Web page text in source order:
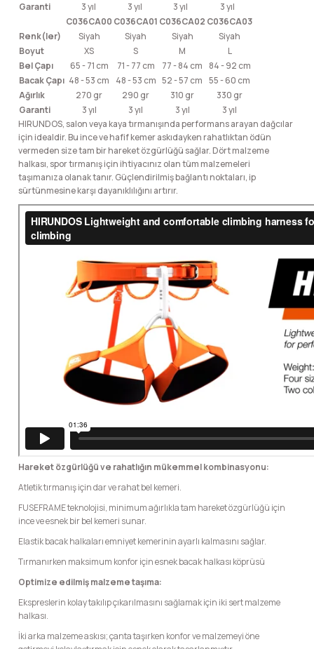
Garanti 3 yıl 3 yıl 3 yıl
3 yıl
C036CA00 C036CA01 C036CA02 C036CA03
Renk(ler)
Siyah Siyah Siyah
Siyah
Boyut
XS S M
L
Bel Çapı
65 - 71 cm 71 - 77 cm 77 - 84 cm
84 - 92 cm
Bacak Çapı 48 - 53 cm 48 - 53 cm 52 - 57 cm 55 - 60 cm
Ağırlık
270 gr 290 gr 310 gr
330 gr
Garanti
3 yıl 3 yıl 3 yıl
3 yıl
HIRUNDOS, salon veya kaya tırmanışında performans arayan dağcılar
için idealdir. Bu ince ve hafif kemer askıdayken rahatlıktan ödün
vermeden size tam bir hareket özgürlüğü sağlar. Dört malzeme
halkası, spor tırmanış için ihtiyacınız olan tüm malzemeleri
taşımanıza olanak tanır. Güçlendirilmiş bağlantı noktaları, ip
sürtünmesine karşı dayanıklılığını artırır.
Hareket özgürlüğü ve rahatlığın mükemmel kombinasyonu:
Atletik tırmanış için dar ve rahat bel kemeri.
FUSEFRAME teknolojisi, minimum ağırlıkla tam hareket özgürlüğü için
ince ve esnek bir bel kemeri sunar.
Elastik bacak halkaları emniyet kemerinin ayarlı kalmasını sağlar.
Tırmanırken maksimum konfor için esnek bacak halkası köprüsü
Optimize edilmiş malzeme taşıma:
Ekspreslerin kolay takılıp çıkarılmasını sağlamak için iki sert malzeme
halkası.
İki arka malzeme askısı; çanta taşırken konfor ve malzemeyi öne